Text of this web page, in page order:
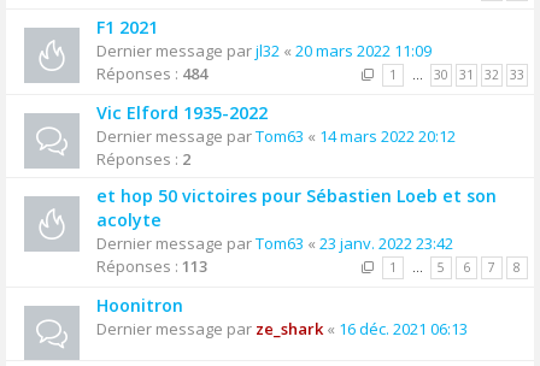
F1 2021
Dernier message parjl32 « 20 mars 2022 11:09
Réponses : 484 1 … 30 31 32 33
Vic Elford 1935-2022
Dernier message parTom63 « 14 mars 2022 20:12
Réponses : 2
et hop 50 victoires pour Sébastien Loeb et son
acolyte
Dernier message parTom63 « 23 janv. 2022 23:42
Réponses : 113 1 … 5 6 7 8
Hoonitron
Dernier message par ze_shark« 16 déc. 2021 06:13